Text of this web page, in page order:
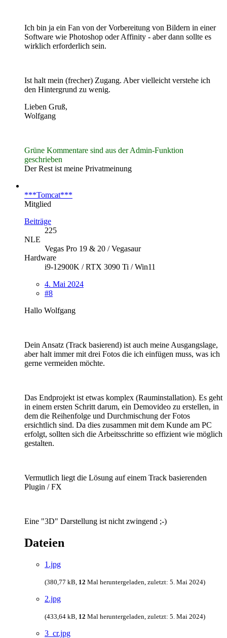
Ich bin ja ein Fan von der Vorbereitung von Bildern in einer
Software wie Photoshop oder Affinity - aber dann sollte es
wirklich erforderlich sein.
Ist halt mein (frecher) Zugang. Aber vielleicht verstehe ich
den Hintergrund zu wenig.
Lieben Gruß,
Wolfgang
Grüne Kommentare sind aus der Admin-Funktion
geschrieben
Der Rest ist meine Privatmeinung
***Tomcat***
Mitglied
Beiträge
225
NLE
Vegas Pro 19 & 20 / Vegasaur
Hardware
i9-12900K / RTX 3090 Ti / Win11
4. Mai 2024
#8
Hallo Wolfgang
Dein Ansatz (Track basierend) ist auch meine Ausgangslage,
aber halt immer mit drei Fotos die ich einfügen muss, was ich
gerne vermeiden möchte.
Das Endprojekt ist etwas komplex (Rauminstallation). Es geht
in einem ersten Schritt darum, ein Demovideo zu erstellen, in
dem die Reihenfolge und Durchmischung der Fotos
ersichtlich sind. Da dies zusammen mit dem Kunde am PC
erfolgt, sollten sich die Arbeitsschritte so effizient wie möglich
gestalten.
Vermutlich liegt die Lösung auf einem Track basierenden
Plugin / FX
Eine "3D" Darstellung ist nicht zwingend ;-)
Dateien
1.jpg
(380,77 kB, 12 Mal heruntergeladen, zuletzt: 5. Mai 2024)
2.jpg
(433,64 kB, 12 Mal heruntergeladen, zuletzt: 5. Mai 2024)
3_cr.jpg